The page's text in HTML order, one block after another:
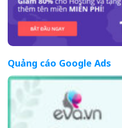
Quảng cáo Google Ads